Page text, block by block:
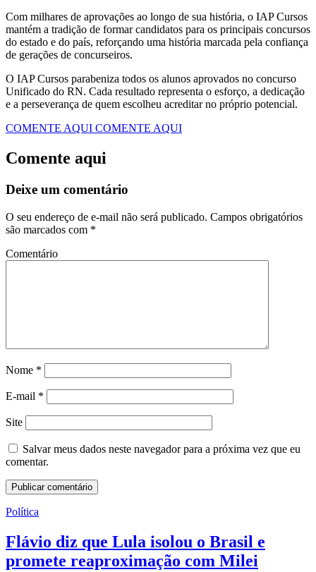
Com milhares de aprovações ao longo de sua história, o IAP Cursos
mantém a tradição de formar candidatos para os principais concursos
do estado e do país, reforçando uma história marcada pela confiança
de gerações de concurseiros.
O IAP Cursos parabeniza todos os alunos aprovados no concurso
Unificado do RN. Cada resultado representa o esforço, a dedicação
e a perseverança de quem escolheu acreditar no próprio potencial.
COMENTE AQUI COMENTE AQUI
Comente aqui
Deixe um comentário
O seu endereço de e-mail não será publicado. Campos obrigatórios
são marcados com *
Comentário
Nome *
E-mail *
Site
Salvar meus dados neste navegador para a próxima vez que eu
comentar.
Política
Flávio diz que Lula isolou o Brasil e
promete reaproximação com Milei